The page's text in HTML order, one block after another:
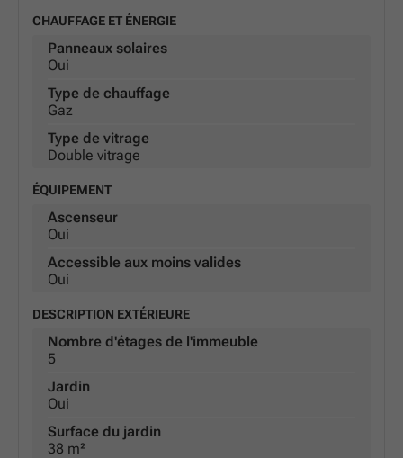
CHAUFFAGE ET ÉNERGIE
Panneaux solaires
Oui
Type de chauffage
Gaz
Type de vitrage
Double vitrage
ÉQUIPEMENT
Ascenseur
Oui
Accessible aux moins valides
Oui
DESCRIPTION EXTÉRIEURE
Nombre d'étages de l'immeuble
5
Jardin
Oui
Surface du jardin
38 m²